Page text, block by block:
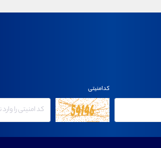
کدامنیتی